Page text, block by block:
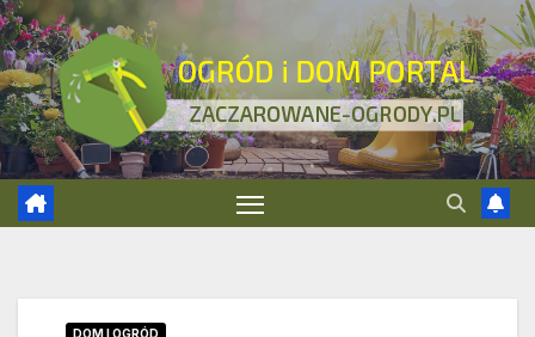
Skip
to
content
DOM I OGRÓD